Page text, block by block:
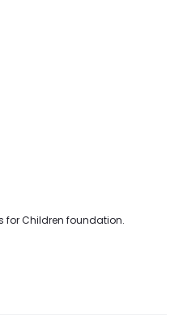
for Children foundation.